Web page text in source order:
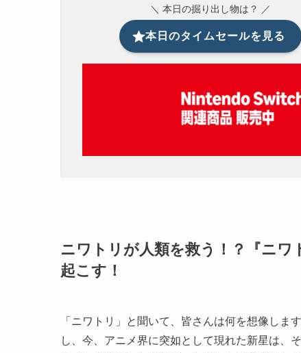
＼ 本日の掘り出し物は？ ／
本日のタイムセールを見る
ニワトリが人類を救う！？『ニ
起こす！
「ニワトリ」と聞いて、皆さんは何を想像し
し、今、アニメ界に突如として現れた新星は、